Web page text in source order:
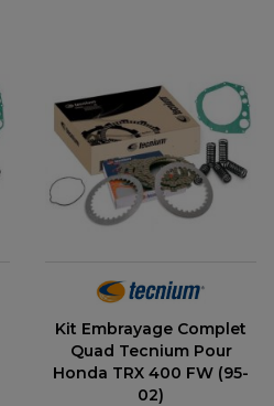
Kit Embrayage Complet
Quad Tecnium Pour
Honda TRX 400 FW (95-
02)